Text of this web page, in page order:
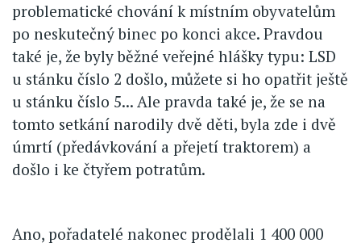
problematické chování k místním obyvatelům
po neskutečný binec po konci akce. Pravdou
také je, že byly běžné veřejné hlášky typu: LSD
u stánku číslo 2 došlo, můžete si ho opatřit ještě
u stánku číslo 5... Ale pravda také je, že se na
tomto setkání narodily dvě děti, byla zde i dvě
úmrtí (předávkování a přejetí traktorem) a
došlo i ke čtyřem potratům.
Ano, pořadatelé nakonec prodělali 1 400 000